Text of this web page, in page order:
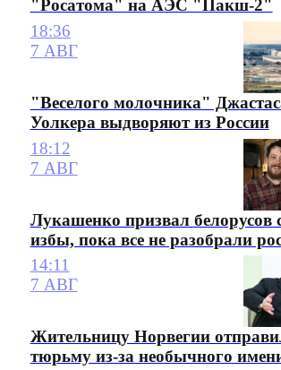
"Росатома" на АЭС "Пакш-2"
18:36
7 АВГ
"Веселого молочника"
Уолкера выдворяют из России
18:12
7 АВГ
Лукашенко призвал белорусов
избы, пока все не разобрали
14:11
7 АВГ
Жительницу Норвегии
тюрьму из-за необычного